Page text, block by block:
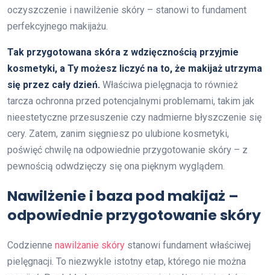
oczyszczenie i nawilżenie skóry – stanowi to fundament
perfekcyjnego makijażu.
Tak przygotowana skóra z wdzięcznością przyjmie
kosmetyki, a Ty możesz liczyć na to, że makijaż utrzyma
się przez cały dzień. Właściwa pielęgnacja to również
tarcza ochronna przed potencjalnymi problemami, takim jak
nieestetyczne przesuszenie czy nadmierne błyszczenie się
cery. Zatem, zanim sięgniesz po ulubione kosmetyki,
poświęć chwilę na odpowiednie przygotowanie skóry – z
pewnością odwdzięczy się ona pięknym wyglądem.
Nawilżenie i baza pod makijaż –
odpowiednie przygotowanie skóry
Codzienne nawilżanie skóry stanowi fundament właściwej
pielęgnacji. To niezwykle istotny etap, którego nie można